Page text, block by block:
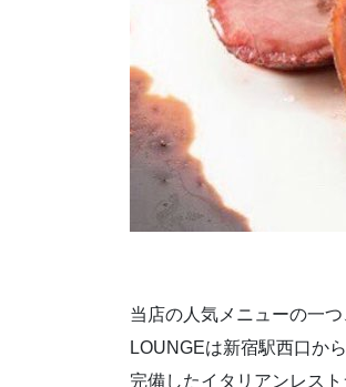
当店の人気メニューの一
LOUNGEは新宿駅西口か
完備したイタリアンレス